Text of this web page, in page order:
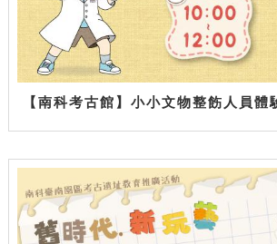
【南科考古館】小小文物整飭人員體